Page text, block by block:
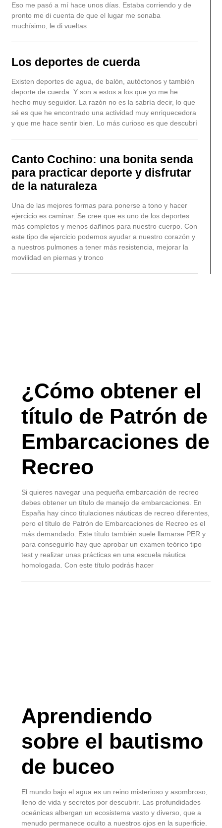
Eso me pasó a mí hace unos días. Estaba corriendo y de
pronto me di cuenta de que el lugar me sonaba
muchísimo, le di vueltas
Los deportes de cuerda
Existen deportes de agua, de balón, autóctonos y también
deporte de cuerda. Y son a estos a los que yo me he
hecho muy seguidor. La razón no es la sabría decir, lo que
sé es que he encontrado una actividad muy enriquecedora
y que me hace sentir bien. Lo más curioso es que descubrí
Canto Cochino: una bonita senda
para practicar deporte y disfrutar
de la naturaleza
Una de las mejores formas para ponerse a tono y hacer
ejercicio es caminar. Se cree que es uno de los deportes
más completos y menos dañinos para nuestro cuerpo. Con
este tipo de ejercicio podemos ayudar a nuestro corazón y
a nuestros pulmones a tener más resistencia, mejorar la
movilidad en piernas y tronco
¿Cómo obtener el
título de Patrón de
Embarcaciones de
Recreo
Si quieres navegar una pequeña embarcación de recreo
debes obtener un título de manejo de embarcaciones. En
España hay cinco titulaciones náuticas de recreo diferentes,
pero el título de Patrón de Embarcaciones de Recreo es el
más demandado. Este título también suele llamarse PER y
para conseguirlo hay que aprobar un examen teórico tipo
test y realizar unas prácticas en una escuela náutica
homologada. Con este título podrás hacer
Aprendiendo
sobre el bautismo
de buceo
El mundo bajo el agua es un reino misterioso y asombroso,
lleno de vida y secretos por descubrir. Las profundidades
oceánicas albergan un ecosistema vasto y diverso, que a
menudo permanece oculto a nuestros ojos en la superficie.